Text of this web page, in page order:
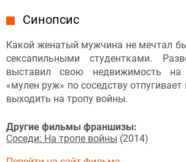
Синопсис
Какой женатый мужчина не мечтал
сексапильными студентками.
выставил свою недвижимость
«мулен руж» по соседству отпугивает
выходить на тропу войны.
Другие фильмы франшизы:
Соседи: На тропе войны (2014)